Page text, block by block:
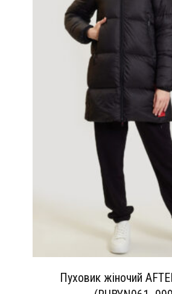
Пуховик жіночий